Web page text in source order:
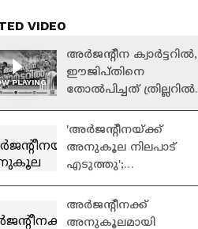
VIDEO
PLAYING
അർജന്റീന ക്വാർട്ടറിൽ,
ഈജിപ്തിനെ
തോൽപിച്ചത് ത്രില്ലറിൽ;
'അർജന്റീനയ്ക്ക്
അനുകൂല നിലപാട്
എടുത്തു';
ഫിഫയ്ക്ക് പരാതി
നൽകി ഈജിപ്ത്
അർജന്റീനക്ക്
അനുകൂലമായി